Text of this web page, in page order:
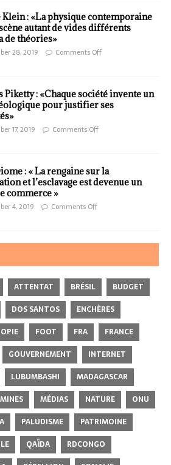
Klein : «La physique contemporaine
autant de vides différents
de théories»
28, 2019 Comments Off
Piketty : «Chaque société invente un
pour justifier ses
17, 2019 Comments Off
: « La rengaine sur la
et l’esclavage est devenue un
commerce »
4, 2019 Comments Off
ATTENTAT BRÉSIL
BUDGET
DOS SANTOS
ENCHÈRES
FOOT FRA
FRANCE
GOUVERNEMENT
INTERNET
LUBUMBASHI
MADAGASCAR
MINES MÉDIAS NATURE
ONU
PALUDISME
PATRIMOINE
QAÏDA
RDCONGO